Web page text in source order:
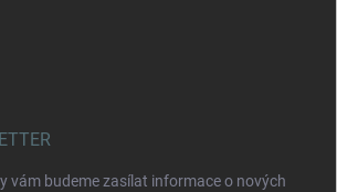
vám budeme zasílat informace o nových